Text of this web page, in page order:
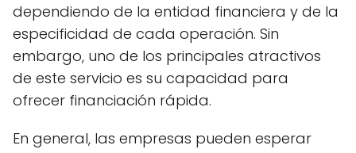
dependiendo de la entidad financiera y de la
especificidad de cada operación. Sin
embargo, uno de los principales atractivos
de este servicio es su capacidad para
ofrecer financiación rápida.
En general, las empresas pueden esperar